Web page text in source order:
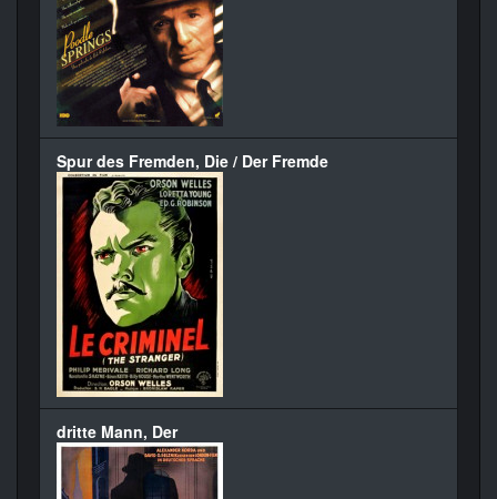
Spur des Fremden, Die / Der Fremde
dritte Mann, Der